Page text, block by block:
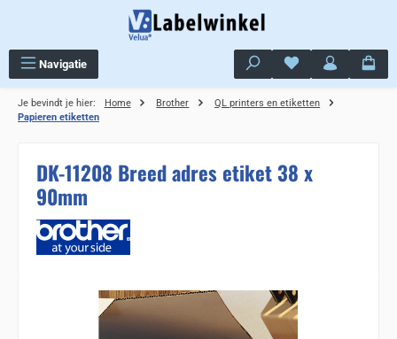
Navigatie Je hebt 0 items op
Je bevindt je hier: Home Brother
QL printers en etiketten
Papieren etiketten
DK-11208 Breed adres etiket 38 x
90mm